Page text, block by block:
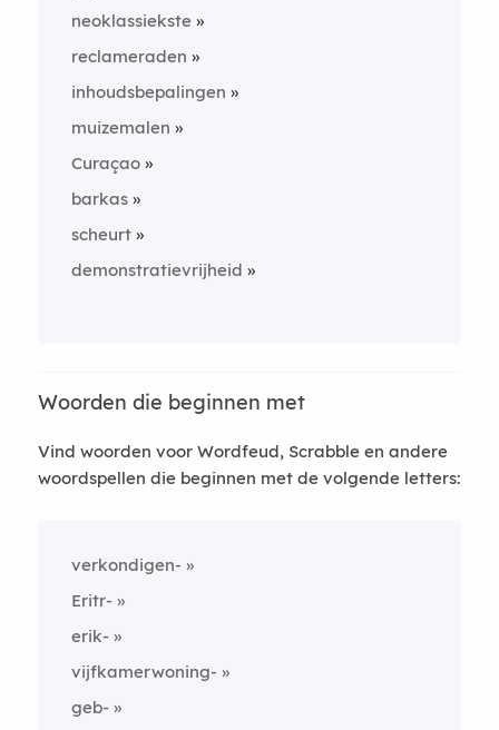
neoklassiekste
reclameraden
inhoudsbepalingen
muizemalen
Curaçao
barkas
scheurt
demonstratievrijheid
Woorden die beginnen met
Vind woorden voor Wordfeud, Scrabble en andere
woordspellen die beginnen met de volgende letters:
verkondigen-
Eritr-
erik-
vijfkamerwoning-
geb-